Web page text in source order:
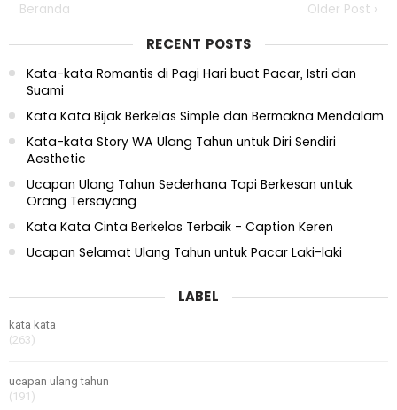
Older Post ›
Beranda
RECENT POSTS
Kata-kata Romantis di Pagi Hari buat Pacar, Istri dan
Suami
Kata Kata Bijak Berkelas Simple dan Bermakna Mendalam
Kata-kata Story WA Ulang Tahun untuk Diri Sendiri
Aesthetic
Ucapan Ulang Tahun Sederhana Tapi Berkesan untuk
Orang Tersayang
Kata Kata Cinta Berkelas Terbaik - Caption Keren
Ucapan Selamat Ulang Tahun untuk Pacar Laki-laki
LABEL
kata kata
(263)
ucapan ulang tahun
(191)